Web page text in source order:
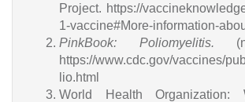
Project. https://
1-vaccine#More-information-
PinkBook: Poliomyelitis.
https://www.cdc.gov/vaccines/
lio.html
World Health Organization: